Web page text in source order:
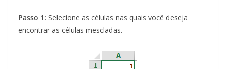
Passo 1: Selecione as células nas quais você deseja
encontrar as células mescladas.